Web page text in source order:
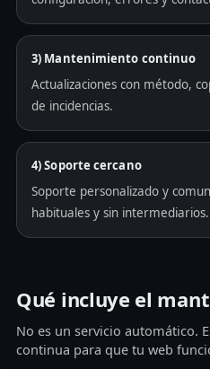
3) Mantenimiento continuo
Actualizaciones con método,
de incidencias.
4) Soporte cercano
Soporte personalizado y
habituales y sin intermediarios.
Qué incluye el
No es un servicio automático.
continua para que tu web